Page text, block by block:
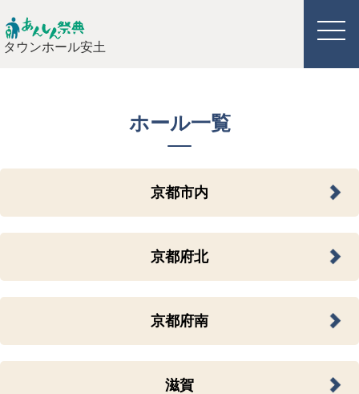
タウンホール安土
ホール一覧
京都市内
京都府北
京都府南
滋賀